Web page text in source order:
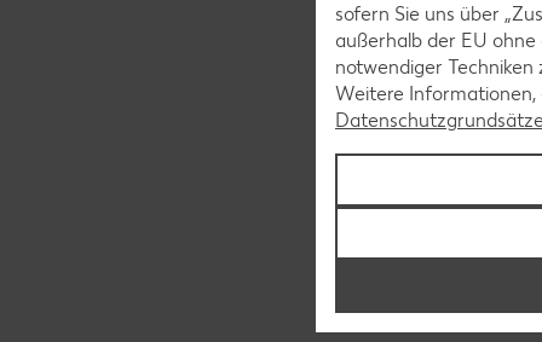
sofern Sie uns über
außerhalb der EU ohne
notwendiger Techniken
Weitere Informationen,